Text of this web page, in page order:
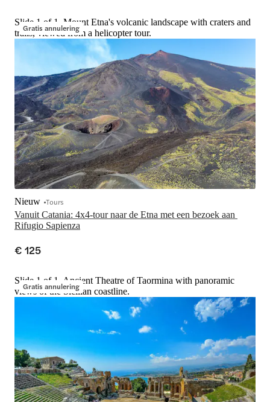
Gratis annulering
Slide 1 of 1, Mount Etna's volcanic landscape with craters and
trails, viewed from a helicopter tour.
Vanuit Catania: 4x4-tour naar de Etna met een bezoek aan
Rifugio Sapienza
Nieuw Tours
€ 125
Gratis annulering
Slide 1 of 1, Ancient Theatre of Taormina with panoramic
views of the Sicilian coastline.